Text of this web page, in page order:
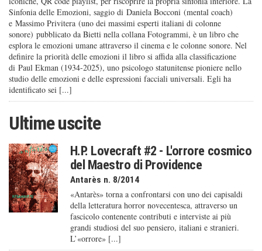
Sinfonia delle Emozioni, saggio di Daniela Bocconi (mental coach)
e Massimo Privitera (uno dei massimi esperti italiani di colonne
sonore) pubblicato da Bietti nella collana Fotogrammi, è un libro che
esplora le emozioni umane attraverso il cinema e le colonne sonore. Nel
definire la priorità delle emozioni il libro si affida alla classificazione
di Paul Ekman (1934-2025), uno psicologo statunitense pioniere nello
studio delle emozioni e delle espressioni facciali universali. Egli ha
identificato sei [...]
Ultime uscite
H.P. Lovecraft #2 - L'orrore cosmico
del Maestro di Providence
Antarès n. 8/2014
«Antarès» torna a confrontarsi con uno dei capisaldi
della letteratura horror novecentesca, attraverso un
fascicolo contenente contributi e interviste ai più
grandi studiosi del suo pensiero, italiani e stranieri.
L’«orrore» [...]